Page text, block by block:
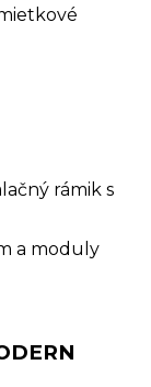
rámik s
a moduly